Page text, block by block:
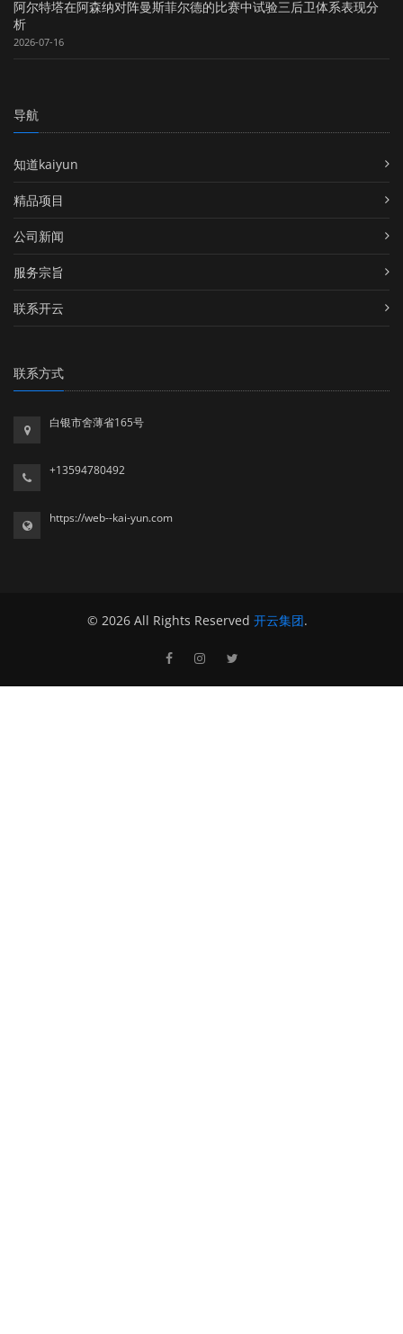
阿尔特塔在阿森纳对阵曼斯菲尔德的比赛中试验三后卫体系表现分
析
2026-07-16
导航
知道kaiyun
精品项目
公司新闻
服务宗旨
联系开云
联系方式
白银市舍薄省165号
+13594780492
https://web--kai-yun.com
© 2026 All Rights Reserved 开云集团.